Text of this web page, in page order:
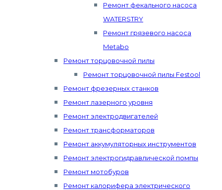
Ремонт фекального насоса
WATERSTRY
Ремонт грязевого насоса
Metabo
Ремонт торцовочной пилы
Ремонт торцовочной пилы Festool
Ремонт фрезерных станков
Ремонт лазерного уровня
Ремонт электродвигателей
Ремонт трансформаторов
Ремонт аккумуляторных инструментов
Ремонт электрогидравлической помпы
Ремонт мотобуров
Ремонт калорифера электрического